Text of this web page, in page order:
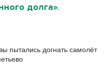
долга».
пытались догнать самолёт